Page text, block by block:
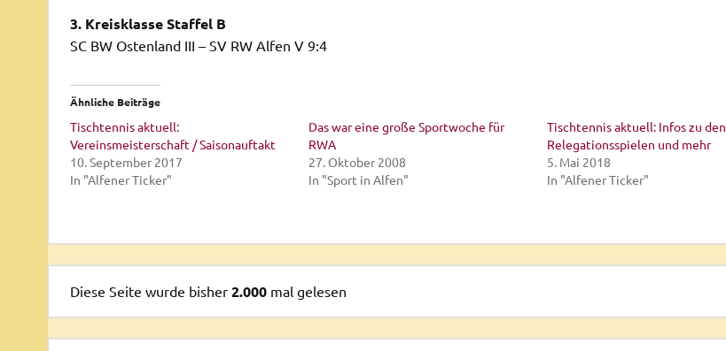
3. Kreisklasse Staffel B
SC BW Ostenland III – SV RW Alfen V 9:4
Ähnliche Beiträge
Tischtennis aktuell:
Vereinsmeisterschaft / Saisonauftakt
10. September 2017
In "Alfener Ticker"
Das war eine große Sportwoche für
RWA
27. Oktober 2008
In "Sport in Alfen"
Tischtennis aktuell: Infos zu den
Relegationsspielen und mehr
5. Mai 2018
In "Alfener Ticker"
Diese Seite wurde bisher2.000 mal gelesen